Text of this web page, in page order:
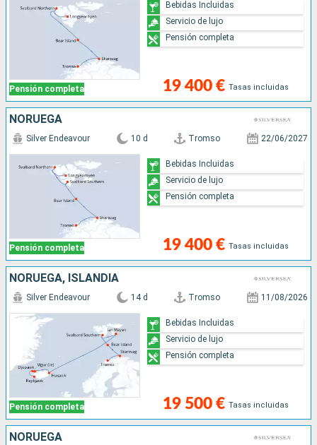
Pensión completa 19 400 € Tasas incluidas
Bebidas Incluidas
Servicio de lujo
Pensión completa
NORUEGA
Pensión completa
Silver Endeavour 10 d Tromso 22/06/2027
19 400 € Tasas incluidas
Bebidas Incluidas
Servicio de lujo
Pensión completa
NORUEGA, ISLANDIA
Pensión completa
Silver Endeavour 14 d Tromso 11/08/2026
19 500 € Tasas incluidas
Bebidas Incluidas
Servicio de lujo
Pensión completa
NORUEGA